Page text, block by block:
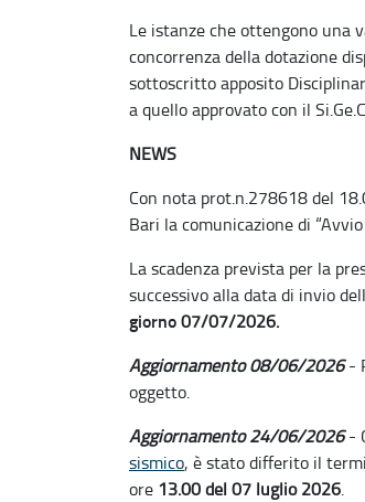
Le istanze che ottengono una
concorrenza della dotazione
sottoscritto apposito
a quello approvato con il
NEWS
Con nota prot.n.278618 del
Bari la comunicazione di
La scadenza prevista per la
successivo alla data di invio
giorno07/07/2026.
Aggiornamento 08/06/2026-
oggetto.
Aggiornamento 24/06/2026-
sismico, è stato differito il
ore 13.00 del 07 luglio 2026.